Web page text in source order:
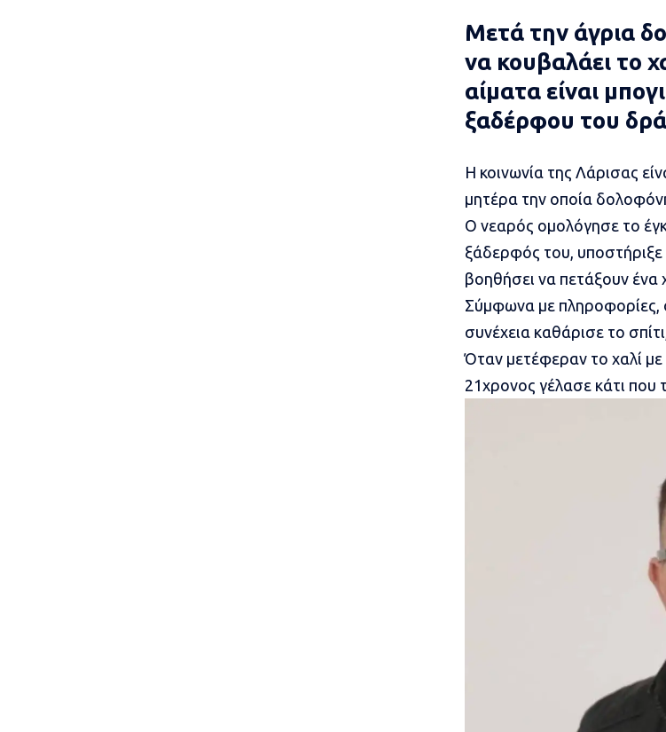
Μετά την άγρια
να κουβαλάει το
αίματα είναι
ξαδέρφου του
Η κοινωνία της Λάρισας
μητέρα την οποία
Ο νεαρός ομολόγησε το
ξάδερφός του,
βοηθήσει να πετάξουν ένα
Σύμφωνα με πληροφορίες,
συνέχεια καθάρισε το
Όταν μετέφεραν το χαλί
21χρονος γέλασε κάτι που